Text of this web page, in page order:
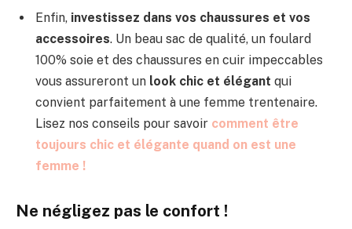
Enfin, investissez dans vos chaussures et vos
accessoires. Un beau sac de qualité, un foulard
100% soie et des chaussures en cuir impeccables
vous assureront un look chic et élégant qui
convient parfaitement à une femme trentenaire.
Lisez nos conseils pour savoir comment être
toujours chic et élégante quand on est une
femme !
Ne négligez pas le confort !